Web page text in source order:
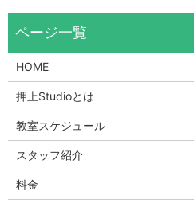
HOME
押上Studioとは
教室スケジュール
スタッフ紹介
料金